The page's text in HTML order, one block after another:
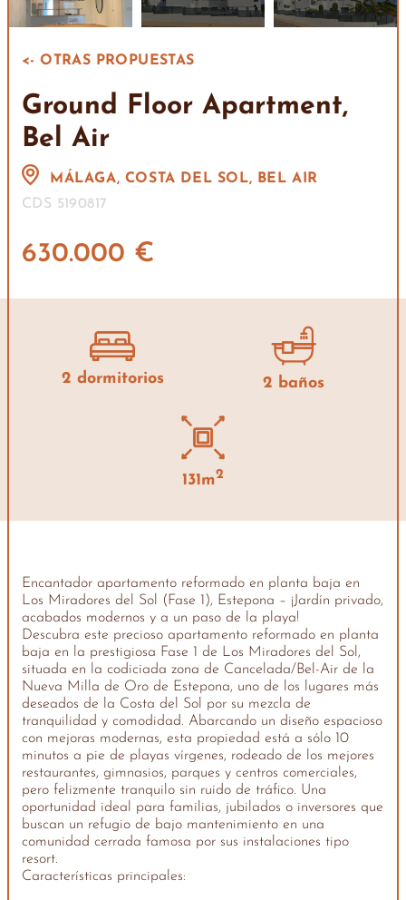
<- OTRAS PROPUESTAS
Ground Floor Apartment,
Bel Air
MÁLAGA, COSTA DEL SOL, BEL AIR
CDS 5190817
630.000 €
2 dormitorios 2 baños
131m2
Encantador apartamento reformado en planta baja en
Los Miradores del Sol (Fase 1), Estepona – ¡Jardín privado,
acabados modernos y a un paso de la playa!
Descubra este precioso apartamento reformado en planta
baja en la prestigiosa Fase 1 de Los Miradores del Sol,
situada en la codiciada zona de Cancelada/Bel-Air de la
Nueva Milla de Oro de Estepona, uno de los lugares más
deseados de la Costa del Sol por su mezcla de
tranquilidad y comodidad. Abarcando un diseño espacioso
con mejoras modernas, esta propiedad está a sólo 10
minutos a pie de playas vírgenes, rodeado de los mejores
restaurantes, gimnasios, parques y centros comerciales,
pero felizmente tranquilo sin ruido de tráfico. Una
oportunidad ideal para familias, jubilados o inversores que
buscan un refugio de bajo mantenimiento en una
comunidad cerrada famosa por sus instalaciones tipo
resort.
Características principales: